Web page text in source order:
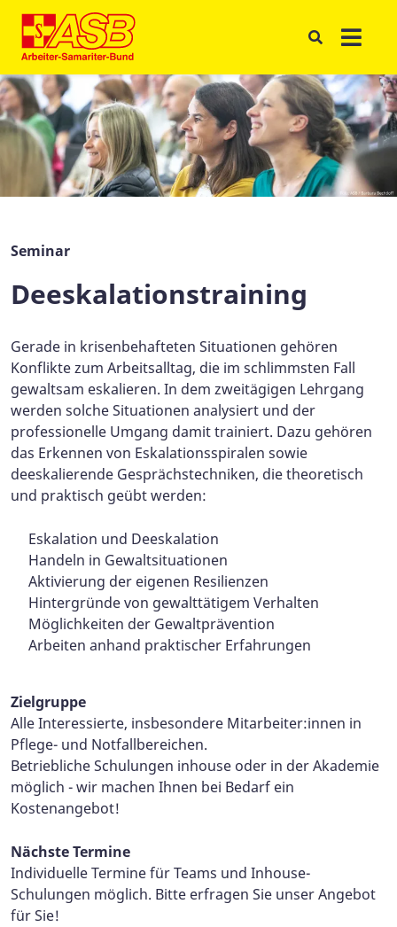
Seminar
Deeskalationstraining
Gerade in krisenbehafteten Situationen gehören
Konflikte zum Arbeitsalltag, die im schlimmsten Fall
gewaltsam eskalieren. In dem zweitägigen Lehrgang
werden solche Situationen analysiert und der
professionelle Umgang damit trainiert. Dazu gehören
das Erkennen von Eskalationsspiralen sowie
deeskalierende Gesprächstechniken, die theoretisch
und praktisch geübt werden:
Eskalation und Deeskalation
Handeln in Gewaltsituationen
Aktivierung der eigenen Resilienzen
Hintergründe von gewalttätigem Verhalten
Möglichkeiten der Gewaltprävention
Arbeiten anhand praktischer Erfahrungen
Zielgruppe
Alle Interessierte, insbesondere Mitarbeiter:innen in
Pflege- und Notfallbereichen.
Betriebliche Schulungen inhouse oder in der Akademie
möglich - wir machen Ihnen bei Bedarf ein
Kostenangebot!
Nächste Termine
Individuelle Termine für Teams und Inhouse-
Schulungen möglich. Bitte erfragen Sie unser Angebot
für Sie!